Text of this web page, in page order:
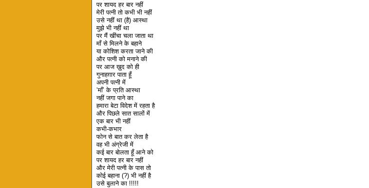
पर शायद हर बार नहीं
मेरी पत्नी तो कभी भी नहीं
उसे नहीं था (है) आस्था
मुझे भी नहीं था
पर मैं खींचा चला जाता था
माँ से मिलने के बहाने
या कोशिश करता जाने की
और पत्नी को मनाने की
पर आज ख़ुद को ही
गुनाहग़ार पाता हूँ
अपनी पत्नी में
’माँ’ के प्रति आस्था
नहीं जगा पाने का
हमारा बेटा विदेश में रहता है
और पिछले सात सालों में
एक बार भी नहीं
कभी-कभार
फोन से बात कर लेता है
वह भी अंग्रेजी में
कई बार बोलता हूँ आने को
पर शायद हर बार नहीं
और मेरी पत्नी के पास तो
कोई बहाना (?) भी नहीं है
उसे बुलाने का !!!!!